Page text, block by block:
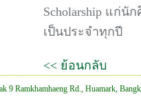
Scholarship แก่
เป็นประจำทุกปี
<< ย้อนกลับ
9 Ramkhamhaeng Rd., Huamark,